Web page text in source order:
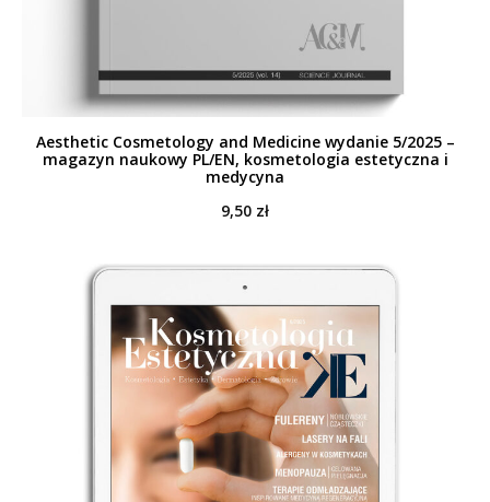
Aesthetic Cosmetology and Medicine wydanie 5/2025 –
magazyn naukowy PL/EN, kosmetologia estetyczna i
medycyna
9,50 zł